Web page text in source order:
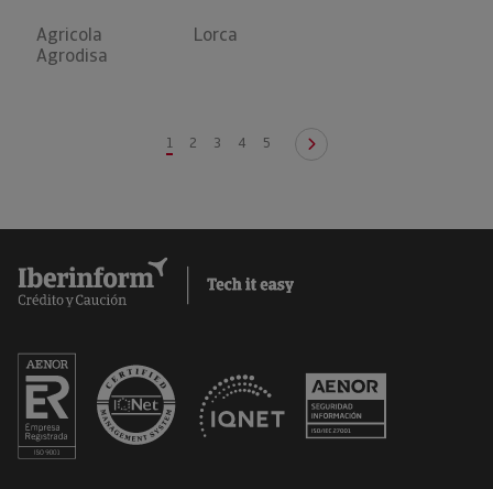
Agricola
Agrodisa
Lorca
1 2 3 4 5